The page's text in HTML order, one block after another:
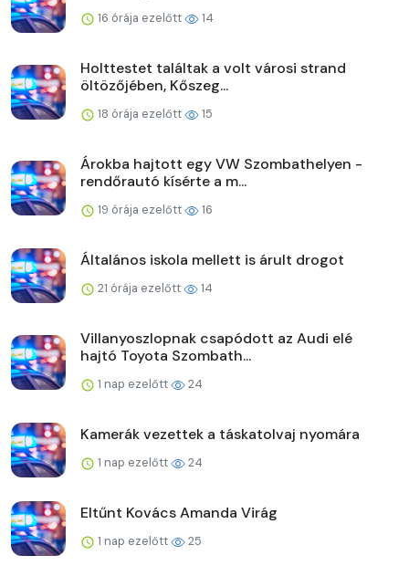
16 órája ezelőtt 14
Holttestet találtak a volt városi strand
öltözőjében, Kőszeg...
18 órája ezelőtt 15
Árokba hajtott egy VW Szombathelyen -
rendőrautó kísérte a m...
19 órája ezelőtt 16
Általános iskola mellett is árult drogot
21 órája ezelőtt 14
Villanyoszlopnak csapódott az Audi elé
hajtó Toyota Szombath...
1 nap ezelőtt 24
Kamerák vezettek a táskatolvaj nyomára
1 nap ezelőtt 24
Eltűnt Kovács Amanda Virág
1 nap ezelőtt 25